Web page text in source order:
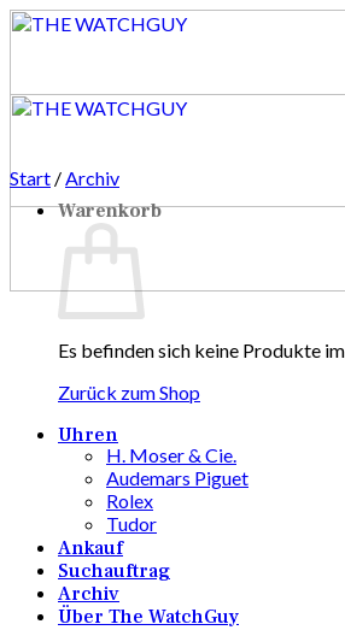
Zum
Warenkorb
Es befinden sich keine Produkte
Zurück zum Shop
Uhren
H. Moser & Cie.
Audemars Piguet
Rolex
Tudor
Ankauf
Suchauftrag
Archiv
Über The WatchGuy
Start /Archiv